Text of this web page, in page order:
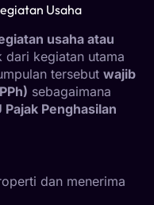
Usaha
usaha atau
dari kegiatan utama
tersebut wajib
sebagaimana
Pajak Penghasilan
dan menerima